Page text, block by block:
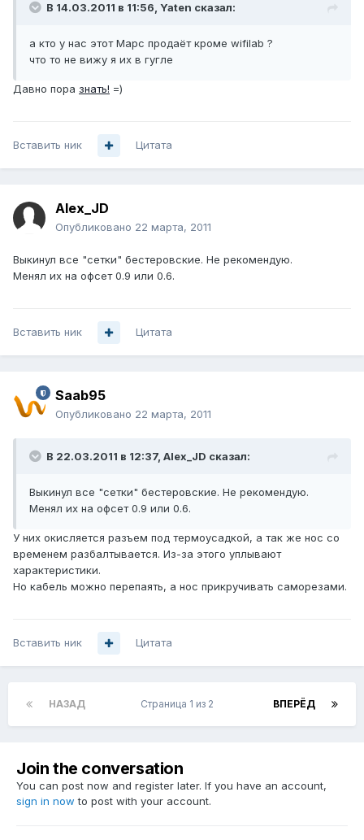
В 14.03.2011 в 11:56, Yaten сказал:
а кто у нас этот Марс продаёт кроме wifilab ?
что то не вижу я их в гугле
Давно пора знать! =)
Вставить ник Цитата
Alex_JD
Опубликовано 22 марта, 2011
Выкинул все "сетки" бестеровские. Не рекомендую.
Менял их на офсет 0.9 или 0.6.
Вставить ник Цитата
Saab95
Опубликовано 22 марта, 2011
В 22.03.2011 в 12:37, Alex_JD сказал:
Выкинул все "сетки" бестеровские. Не рекомендую.
Менял их на офсет 0.9 или 0.6.
У них окисляется разъем под термоусадкой, а так же нос со
временем разбалтывается. Из-за этого уплывают
характеристики.
Но кабель можно перепаять, а нос прикручивать саморезами.
Вставить ник Цитата
НАЗАД ВПЕРЁД
Страница 1 из 2
Join the conversation
You can post now and register later. If you have an account,
sign in now to post with your account.